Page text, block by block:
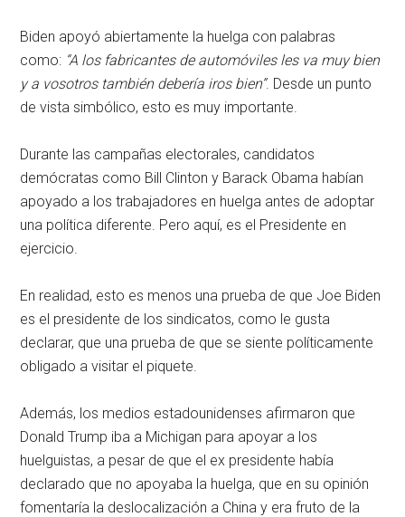
Biden apoyó abiertamente la huelga con palabras
como: “A los fabricantes de automóviles les va muy bien
y a vosotros también debería iros bien”. Desde un punto
de vista simbólico, esto es muy importante.
Durante las campañas electorales, candidatos
demócratas como Bill Clinton y Barack Obama habían
apoyado a los trabajadores en huelga antes de adoptar
una política diferente. Pero aquí, es el Presidente en
ejercicio.
En realidad, esto es menos una prueba de que Joe Biden
es el presidente de los sindicatos, como le gusta
declarar, que una prueba de que se siente políticamente
obligado a visitar el piquete.
Además, los medios estadounidenses afirmaron que
Donald Trump iba a Michigan para apoyar a los
huelguistas, a pesar de que el ex presidente había
declarado que no apoyaba la huelga, que en su opinión
fomentaría la deslocalización a China y era fruto de la